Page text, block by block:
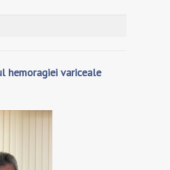
hemoragiei variceale